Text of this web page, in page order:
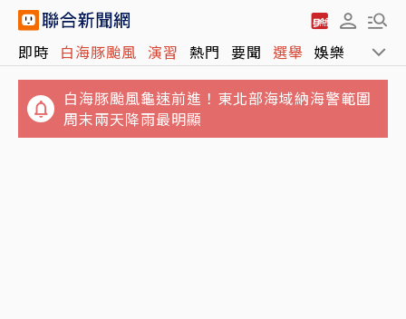
即時 白海豚颱風 演習 熱門 要聞 選舉 娛樂 運動
小孩」 女網友怒揭黑歷史
白海豚颱風龜速前進！東北部海域納海警範圍
周末兩天降雨最明顯